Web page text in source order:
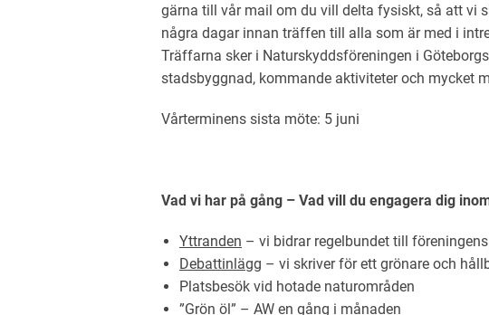
gärna till vår mail om du vill delta fysiskt, så att vi
några dagar innan träffen till alla som är med i
Träffarna sker i Naturskyddsföreningen i
stadsbyggnad, kommande aktiviteter och mycket
Vårterminens sista möte: 5 juni
Vad vi har på gång – Vad vill du engagera dig
Yttranden – vi bidrar regelbundet till
Debattinlägg – vi skriver för ett grönare och
Platsbesök vid hotade naturområden
”Grön öl” – AW en gång i månaden